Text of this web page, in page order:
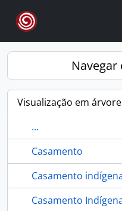
Skip to main content
Navegar
Visualização em árvore
...
Casamento
Casamento
Casamento